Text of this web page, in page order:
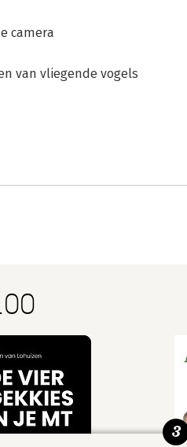
camera
van vliegende vogels
3